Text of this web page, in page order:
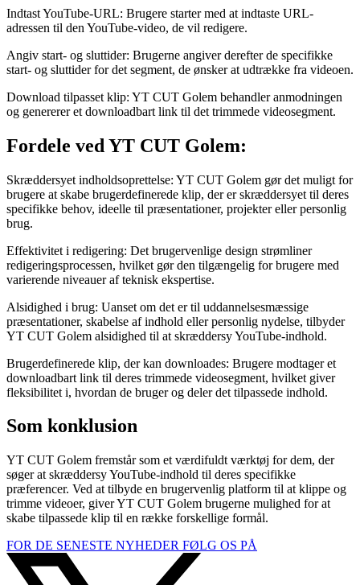
Indtast YouTube-URL: Brugere starter med at indtaste URL-
adressen til den YouTube-video, de vil redigere.
Angiv start- og sluttider: Brugerne angiver derefter de specifikke
start- og sluttider for det segment, de ønsker at udtrække fra videoen.
Download tilpasset klip: YT CUT Golem behandler anmodningen
og genererer et downloadbart link til det trimmede videosegment.
Fordele ved YT CUT Golem:
Skræddersyet indholdsoprettelse: YT CUT Golem gør det muligt for
brugere at skabe brugerdefinerede klip, der er skræddersyet til deres
specifikke behov, ideelle til præsentationer, projekter eller personlig
brug.
Effektivitet i redigering: Det brugervenlige design strømliner
redigeringsprocessen, hvilket gør den tilgængelig for brugere med
varierende niveauer af teknisk ekspertise.
Alsidighed i brug: Uanset om det er til uddannelsesmæssige
præsentationer, skabelse af indhold eller personlig nydelse, tilbyder
YT CUT Golem alsidighed til at skræddersy YouTube-indhold.
Brugerdefinerede klip, der kan downloades: Brugere modtager et
downloadbart link til deres trimmede videosegment, hvilket giver
fleksibilitet i, hvordan de bruger og deler det tilpassede indhold.
Som konklusion
YT CUT Golem fremstår som et værdifuldt værktøj for dem, der
søger at skræddersy YouTube-indhold til deres specifikke
præferencer. Ved at tilbyde en brugervenlig platform til at klippe og
trimme videoer, giver YT CUT Golem brugerne mulighed for at
skabe tilpassede klip til en række forskellige formål.
FOR DE SENESTE NYHEDER FØLG OS PÅ